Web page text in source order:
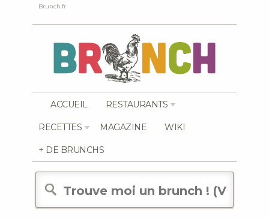
Brunch.fr
ACCUEIL RESTAURANTS
RECETTES MAGAZINE WIKI
+ DE BRUNCHS